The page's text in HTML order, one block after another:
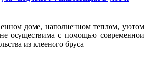
доме, наполненном теплом, уютом
осуществима с помощью современной
из клееного бруса